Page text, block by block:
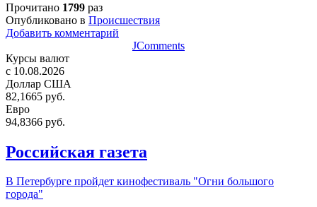
Прочитано 1799 раз
Опубликовано в Происшествия
Добавить комментарий
JComments
Курсы валют
c 10.08.2026
Доллар США
82,1665 руб.
Евро
94,8366 руб.
Российская газета
В Петербурге пройдет кинофестиваль "Огни большого
города"